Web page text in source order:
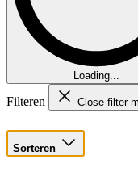
Loading...
Filteren Close filter
Sorteren